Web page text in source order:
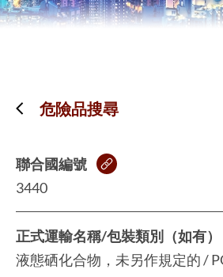
危險品搜尋
聯合國編號
3440
正式運輸名稱/包裝類別（如有）
液態硒化合物，未另作規定的 /